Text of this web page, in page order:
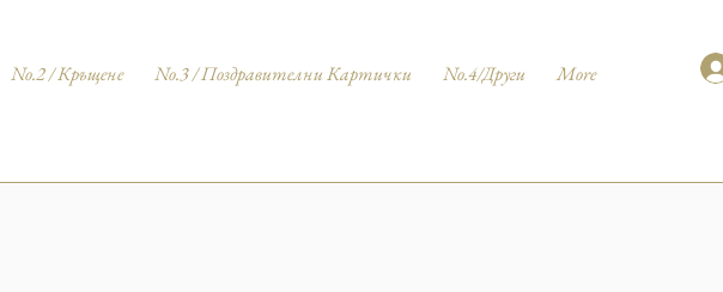
No.2 / Кръщене No.3 / Поздравителни Картички No.4/Други More